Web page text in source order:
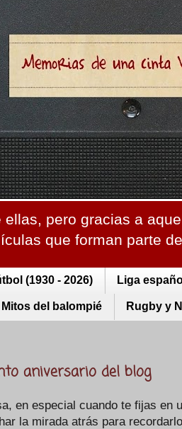
pero gracias a
que forman parte
(1930 - 2026) Liga
Mitos del balompié Rugby y
aniversario del blog
en especial cuando te fijas en
la mirada atrás para